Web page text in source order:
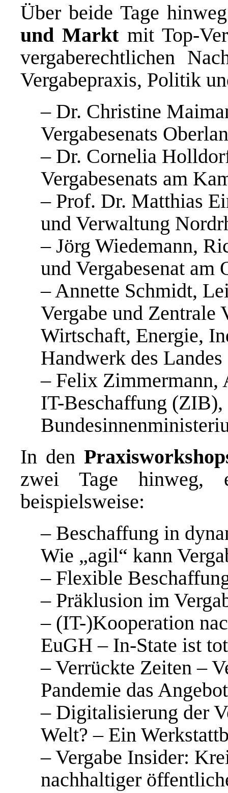
Über beide Tage
und Marktmit Top-
vergaberechtlichen
Vergabepraxis, Politik
– Dr. Christine
Vergabesenats
– Dr. Cornelia
Vergabesenats am
– Prof. Dr. Matthias
und Verwaltung
– Jörg Wiedemann,
und Vergabesenat am
– Annette Schmidt,
Vergabe und
Wirtschaft, Energie,
Handwerk des
– Felix Zimmermann,
IT-Beschaffung (ZIB),
In den
zwei Tage hinweg,
beispielsweise:
– Beschaffung in
Wie „agil“ kann
– Flexible
– Präklusion im
– (IT-)Kooperation
EuGH – In-State ist
– Verrückte Zeiten –
Pandemie das
– Digitalisierung der
Welt? – Ein
– Vergabe Insider:
nachhaltiger